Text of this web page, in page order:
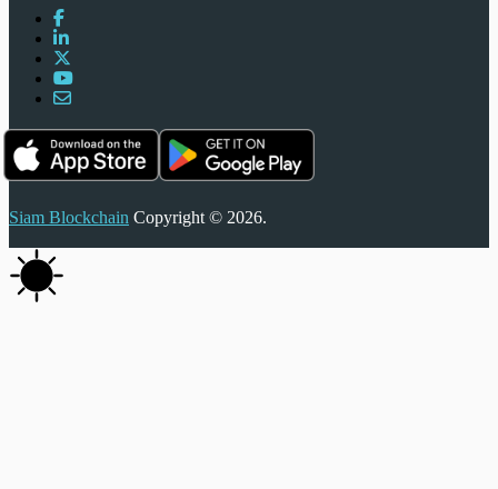
Siam Blockchain Copyright © 2026.